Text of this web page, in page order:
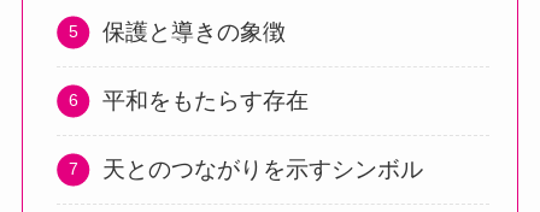
保護と導きの象徴
平和をもたらす存在
天とのつながりを示すシンボル